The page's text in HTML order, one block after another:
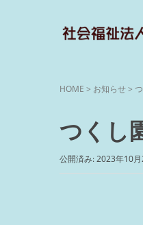
HOME > お知らせ>
つくし
公開済み: 2023年10月